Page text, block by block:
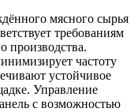
мясного сырья
требованиям
производства.
частоту
устойчивое
Управление
с возможностью